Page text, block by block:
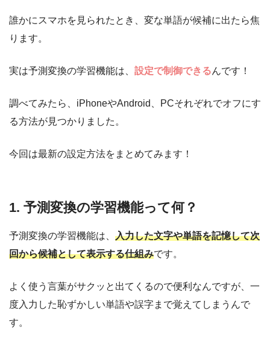
誰かにスマホを見られたとき、変な単語が候補に出たら焦
ります。
実は予測変換の学習機能は、 設定で制御できるんです！
調べてみたら、iPhoneやAndroid、PCそれぞれでオフにす
る方法が見つかりました。
今回は最新の設定方法をまとめてみます！
1. 予測変換の学習機能って何？
予測変換の学習機能は、 入力した文字や単語を記憶して次
回から候補として表示する仕組みです。
よく使う言葉がサクッと出てくるので便利なんですが、一
度入力した恥ずかしい単語や誤字まで覚えてしまうんで
す。